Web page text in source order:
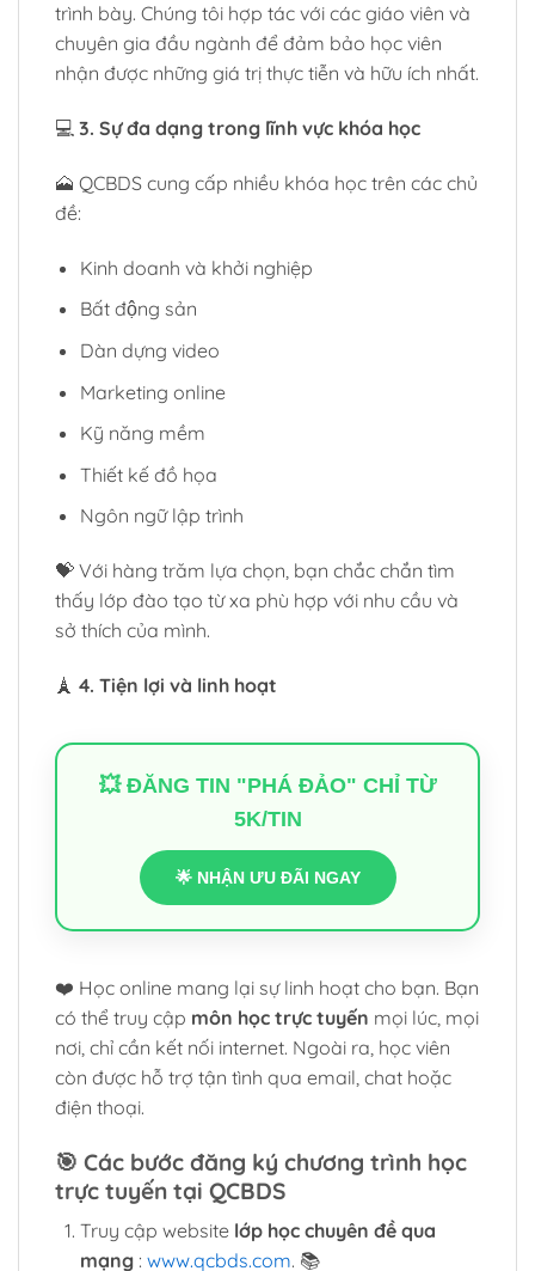
trình bày. Chúng tôi hợp tác với các giáo viên và
chuyên gia đầu ngành để đảm bảo học viên
nhận được những giá trị thực tiễn và hữu ích nhất.
💻 3. Sự đa dạng trong lĩnh vực khóa học
🗻 QCBDS cung cấp nhiều khóa học trên các chủ
đề:
Kinh doanh và khởi nghiệp
Bất động sản
Dàn dựng video
Marketing online
Kỹ năng mềm
Thiết kế đồ họa
Ngôn ngữ lập trình
💝 Với hàng trăm lựa chọn, bạn chắc chắn tìm
thấy lớp đào tạo từ xa phù hợp với nhu cầu và
sở thích của mình.
🗼 4. Tiện lợi và linh hoạt
💥 ĐĂNG TIN "PHÁ ĐẢO" CHỈ TỪ
5K/TIN
🌟 NHẬN ƯU ĐÃI NGAY
❤️ Học online mang lại sự linh hoạt cho bạn. Bạn
có thể truy cập môn học trực tuyến mọi lúc, mọi
nơi, chỉ cần kết nối internet. Ngoài ra, học viên
còn được hỗ trợ tận tình qua email, chat hoặc
điện thoại.
🎯 Các bước đăng ký chương trình học
trực tuyến tại QCBDS
Truy cập website lớp học chuyên đề qua
mạng : www.qcbds.com. 📚